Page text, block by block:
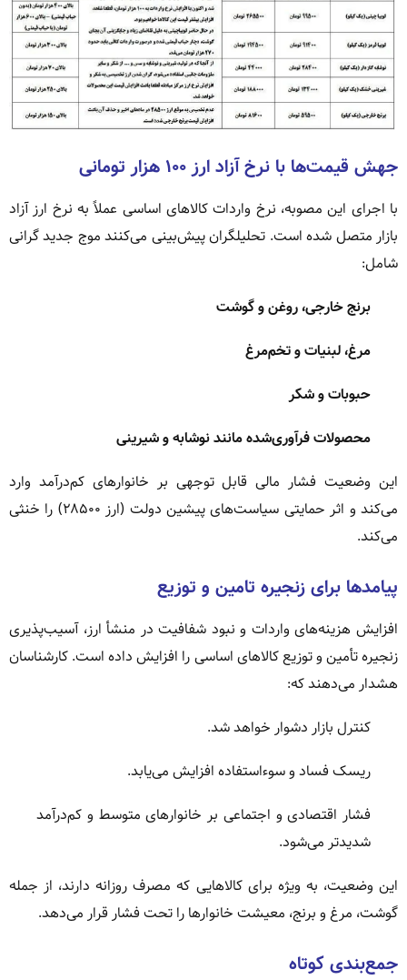
جهش قیمت‌ها با نرخ آزاد ارز ۱۰۰ هزار تومانی
با اجرای این مصوبه، نرخ واردات کالاهای اساسی عملاً به نرخ ارز آزاد
بازار متصل شده است. تحلیلگران پیش‌بینی می‌کنند موج جدید گرانی
شامل:
برنج خارجی، روغن و گوشت
مرغ، لبنیات و تخم‌مرغ
حبوبات و شکر
محصولات فرآوری‌شده مانند نوشابه و شیرینی
این وضعیت فشار مالی قابل توجهی بر خانوارهای کم‌درآمد وارد
می‌کند و اثر حمایتی سیاست‌های پیشین دولت (ارز ۲۸۵۰۰) را خنثی
می‌کند.
پیامدها برای زنجیره تامین و توزیع
افزایش هزینه‌های واردات و نبود شفافیت در منشأ ارز، آسیب‌پذیری
زنجیره تأمین و توزیع کالاهای اساسی را افزایش داده است. کارشناسان
هشدار می‌دهند که:
کنترل بازار دشوار خواهد شد.
ریسک فساد و سوءاستفاده افزایش می‌یابد.
فشار اقتصادی و اجتماعی بر خانوارهای متوسط و کم‌درآمد
شدیدتر می‌شود.
این وضعیت، به ویژه برای کالاهایی که مصرف روزانه دارند، از جمله
گوشت، مرغ و برنج، معیشت خانوارها را تحت فشار قرار می‌دهد.
جمع‌بندی کوتاه